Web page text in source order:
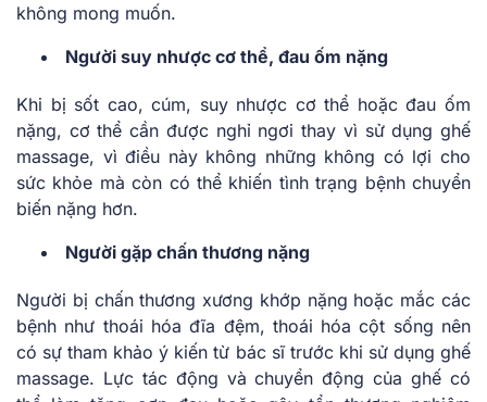
không mong muốn.
Người suy nhược cơ thể, đau ốm nặng
Khi bị sốt cao, cúm, suy nhược cơ thể hoặc đau ốm
nặng, cơ thể cần được nghỉ ngơi thay vì sử dụng ghế
massage, vì điều này không những không có lợi cho
sức khỏe mà còn có thể khiến tình trạng bệnh chuyển
biến nặng hơn.
Người gặp chấn thương nặng
Người bị chấn thương xương khớp nặng hoặc mắc các
bệnh như thoái hóa đĩa đệm, thoái hóa cột sống nên
có sự tham khảo ý kiến từ bác sĩ trước khi sử dụng ghế
massage. Lực tác động và chuyển động của ghế có